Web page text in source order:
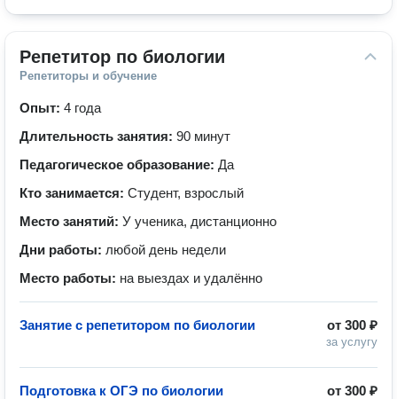
Репетитор по биологии
Репетиторы и обучение
Опыт: 4 года
Длительность занятия: 90 минут
Педагогическое образование: Да
Кто занимается: Студент, взрослый
Место занятий: У ученика, дистанционно
Дни работы: любой день недели
Место работы: на выездах и удалённо
от 300 ₽
за услугу
Занятие с репетитором по биологии
от 300 ₽
Подготовка к ОГЭ по биологии